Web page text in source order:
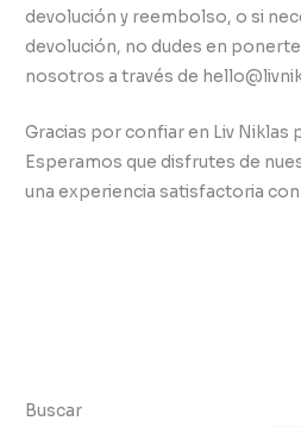
devolución y reembolso, o si
devolución, no dudes en
nosotros a través de
Gracias por confiar en Liv Niklas
Esperamos que disfrutes de
una experiencia satisfactoria
Buscar